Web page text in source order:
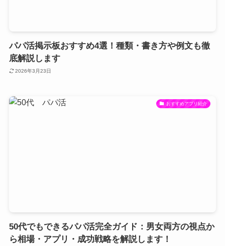
パパ活掲示板おすすめ4選！種類・書き方や例文も徹
底解説します
2026年3月23日
おすすめアプリ紹介
50代でもできるパパ活完全ガイド：男女両方の視点か
ら相場・アプリ・成功戦略を解説します！